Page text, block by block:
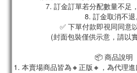
7. 訂金訂單若分配數量不足
8. 訂金取消不退
✅ 下單付款即視同同意
(封面包裝僅供示意，請以
📦 商品說明
1. 本賣場商品皆為🔸正版🔸，為代理